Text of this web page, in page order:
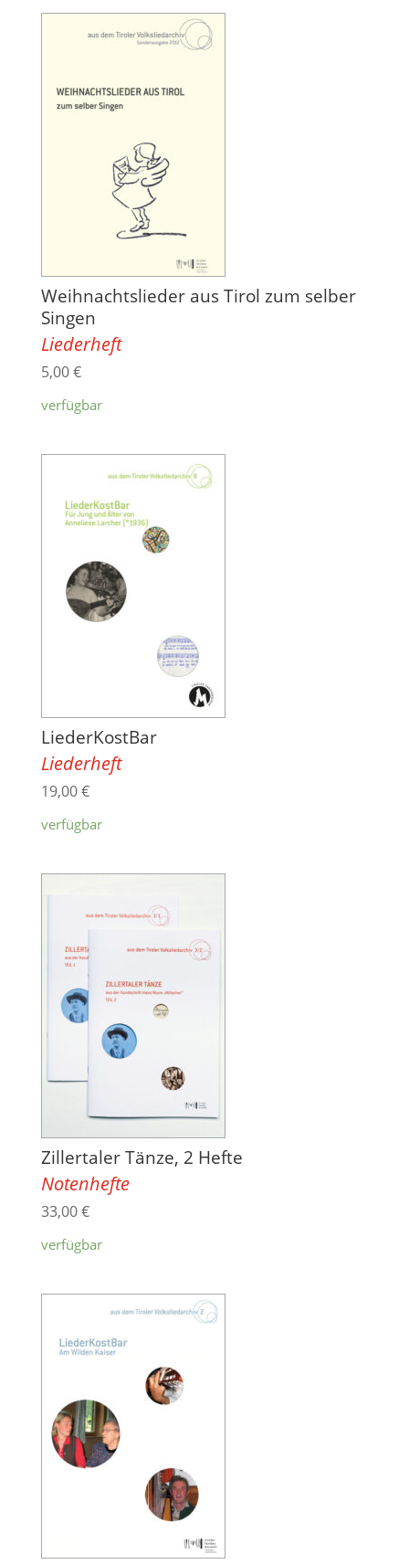
Weihnachtslieder aus Tirol zum selber
Singen
Liederheft
5,00€
verfügbar
LiederKostBar
Liederheft
19,00€
verfügbar
Zillertaler Tänze, 2 Hefte
Notenhefte
33,00€
verfügbar